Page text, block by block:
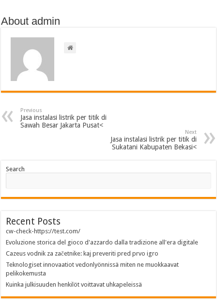
About admin
Previous
Jasa instalasi listrik per titik di
Sawah Besar Jakarta Pusat<
Next
Jasa instalasi listrik per titik di
Sukatani Kabupaten Bekasi<
Search
Recent Posts
cw-check-https://test.com/
Evoluzione storica del gioco d'azzardo dalla tradizione all'era digitale
Cazeus vodnik za začetnike: kaj preveriti pred prvo igro
Teknologiset innovaatiot vedonlyönnissä miten ne muokkaavat
pelikokemusta
Kuinka julkisuuden henkilöt voittavat uhkapeleissä